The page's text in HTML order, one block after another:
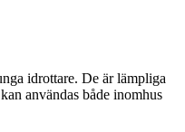
idrottare. De är lämpliga
användas både inomhus